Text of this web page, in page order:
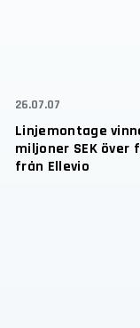
Linjemontage
miljoner SEK
från Ellevio
26.07.07